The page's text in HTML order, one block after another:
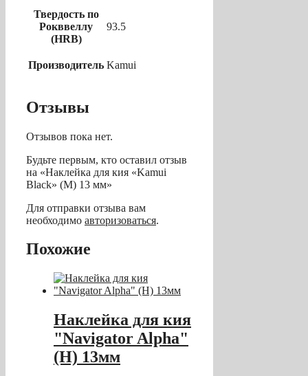
Твердость по
Рокввеллу
(HRB)
93.5
Производитель Kamui
Отзывы
Отзывов пока нет.
Будьте первым, кто оставил отзыв
на «Наклейка для кия «Kamui
Black» (M) 13 мм»
Для отправки отзыва вам
необходимо авторизоваться.
Похожие
Наклейка для кия
"Navigator Alpha"
(H) 13мм